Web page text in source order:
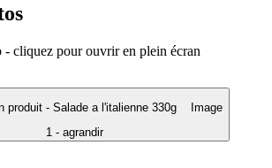
- cliquez pour ouvrir en plein écran
Image
1 - agrandir